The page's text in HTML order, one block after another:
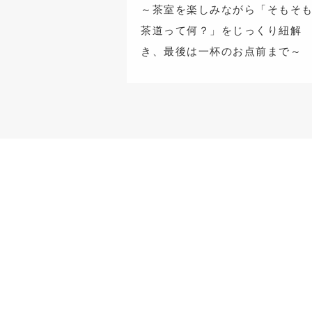
～茶室を楽しみながら「そもそ
茶道って何？」をじっくり紐解
き、最後は一杯のお点前まで～